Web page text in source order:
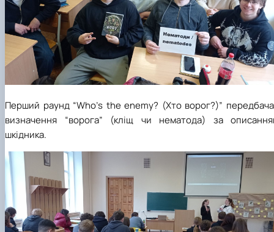
Перший раунд “Who’s the enemy? (Хто ворог?)”
визначення “ворога” (кліщ чи нематода) за
шкідника.